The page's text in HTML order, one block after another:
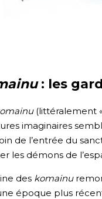
: les
(littéralement
imaginaires
de l’entrée du
les démons de
des komainu
époque plus